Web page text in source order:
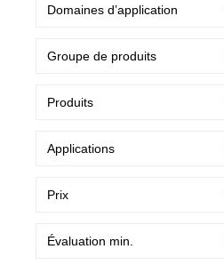
Domaines d’application
Groupe de produits
Produits
Applications
Prix
Évaluation min.